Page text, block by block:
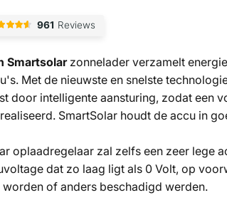
Smartsolarzonnelader verzamelt
Met de nieuwste en snelste
door intelligente aansturing, zodat een
SmartSolar houdt de accu in
oplaadregelaar zal zelfs een zeer lege
dat zo laag ligt als 0 Volt, op
of anders beschadigd werden.